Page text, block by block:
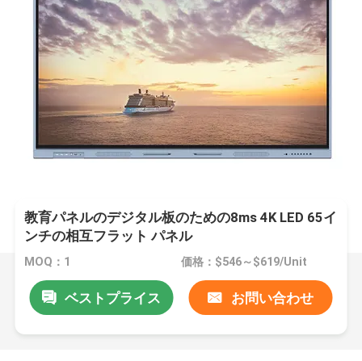
教育パネルのデジタル板のための8ms 4K LED 65イ
ンチの相互フラット パネル
MOQ：1 価格：$546～$619/Unit
ベストプライス お問い合わせ